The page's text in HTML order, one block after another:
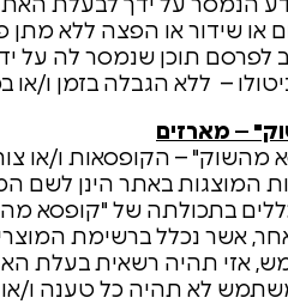
הנמסר על ידך לבעלת
או שידור או הפצה ללא מתן
לפרסם תוכן שנמסר לה על
– ללא הגבלה בזמן ו/או
– מארזים
מהשוק" – הקופסאות ו/או
המוצגות באתר הינן לשם
בתכולתה של "קופסא
אשר נכלל ברשימת
אזי תהיה רשאית בעלת
לא תהיה כל טענה ו/או